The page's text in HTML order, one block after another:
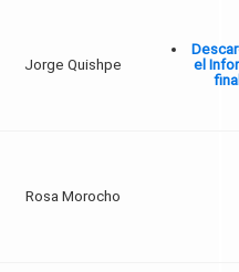
Jorge Quishpe
el
Rosa Morocho